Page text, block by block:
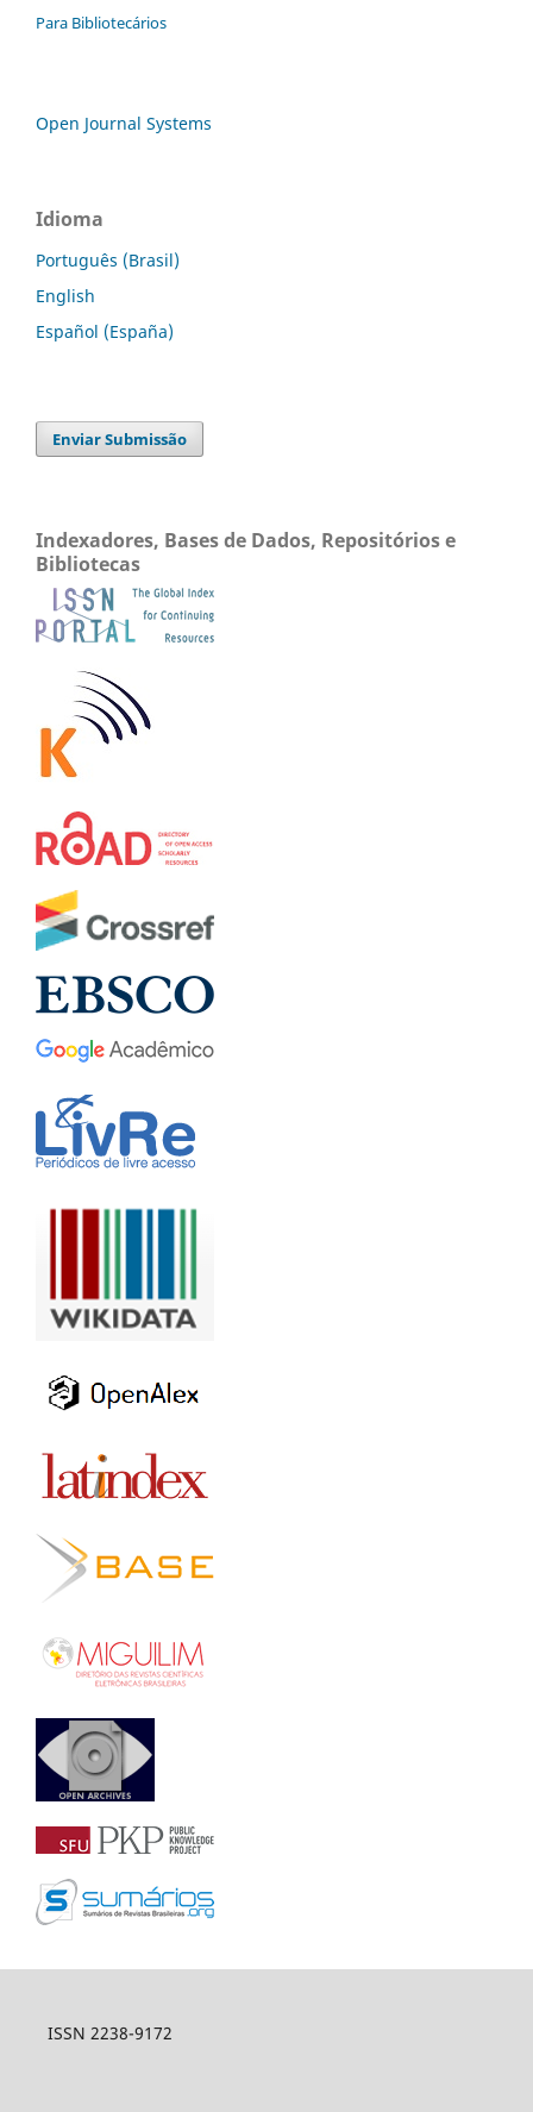
Para Bibliotecários
Open Journal Systems
Idioma
Português (Brasil)
English
Español (España)
Enviar Submissão
Indexadores, Bases de Dados, Repositórios e
Bibliotecas
ISSN 2238-9172